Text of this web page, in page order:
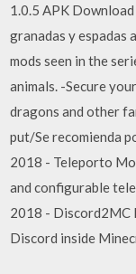
1.0.5 APK
granadas y espadas
mods seen in the
animals. -Secure
dragons and other
put/Se recomienda
2018 - Teleporto
and configurable
2018 - Discord2MC
Discord inside